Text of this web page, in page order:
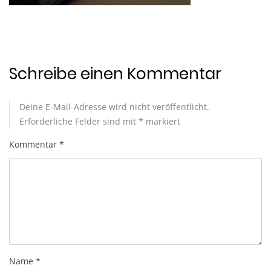
Schreibe einen Kommentar
Deine E-Mail-Adresse wird nicht veröffentlicht.
Erforderliche Felder sind mit * markiert
Kommentar *
Name *